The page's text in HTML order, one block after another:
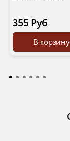
355 Руб
В корзину